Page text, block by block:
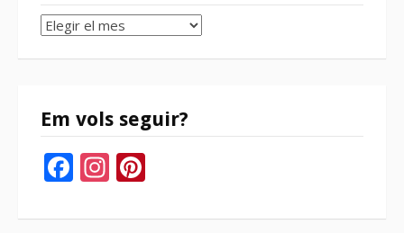
Arxius
bloc
Em vols seguir?
Facebook
Instagram